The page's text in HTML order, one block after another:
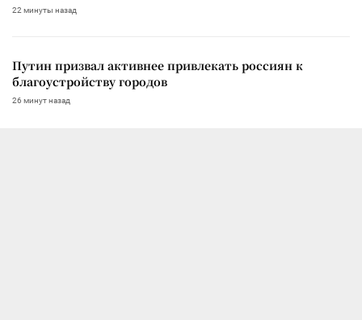
22 минуты назад
Путин призвал активнее привлекать россиян к
благоустройству городов
26 минут назад